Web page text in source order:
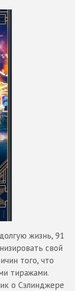
жизнь, 91
свой
того, что
тиражами.
о Сэлинджере